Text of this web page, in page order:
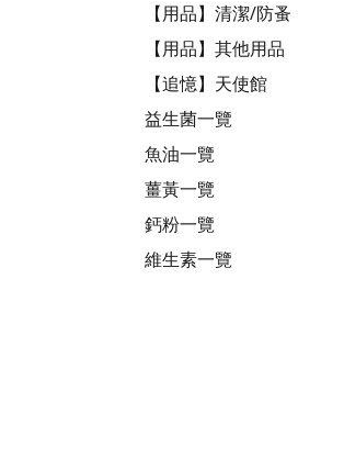
【用品】清潔/防蚤
【用品】其他用品
【追憶】天使館
益生菌一覽
魚油一覽
薑黃一覽
鈣粉一覽
維生素一覽